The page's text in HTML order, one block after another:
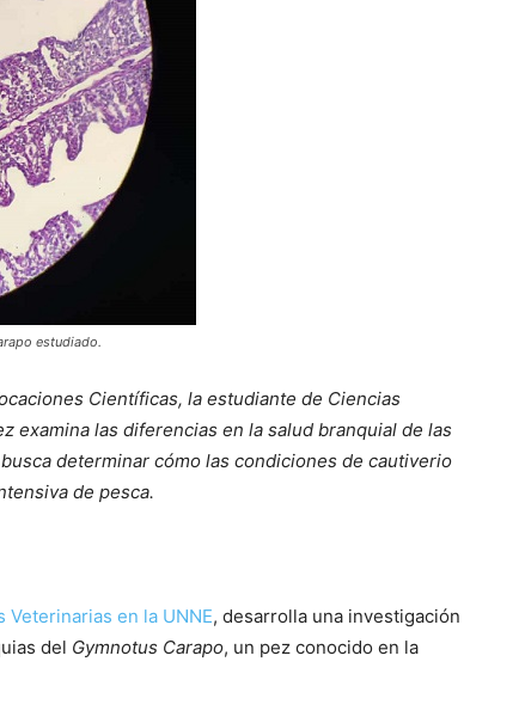
estudiado.
Científicas, la estudiante de Ciencias
examina las diferencias en la salud branquial de las
determinar cómo las condiciones de cautiverio
de pesca.
Veterinarias en la UNNE, desarrolla una investigación
del Gymnotus Carapo, un pez conocido en la